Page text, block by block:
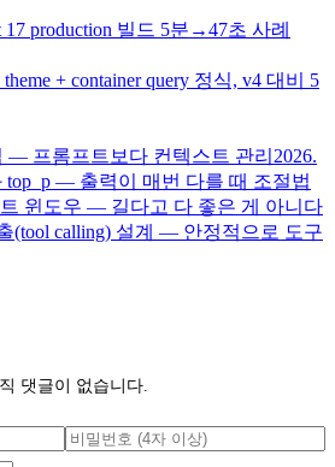
17 production 빌드 5분→47초 사례
+ container query 정식, v4 대비 5
— 프롬프트보다 컨텍스트 관리 2026.
top_p — 출력이 매번 다를 때 조절법
윈도우 — 길다고 다 좋은 게 아니다
(tool calling) 설계 — 안정적으로 도구
댓글이 없습니다.